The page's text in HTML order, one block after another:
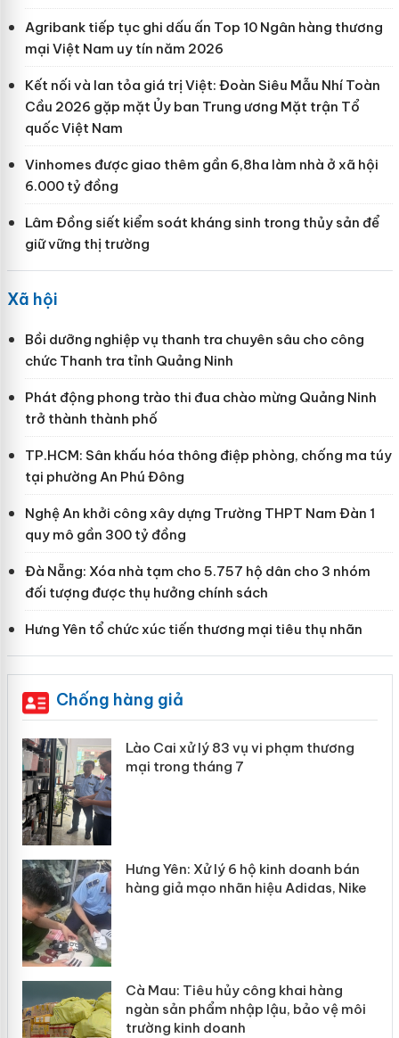
Agribank tiếp tục ghi dấu ấn Top 10 Ngân hàng thương
mại Việt Nam uy tín năm 2026
Kết nối và lan tỏa giá trị Việt: Đoàn Siêu Mẫu Nhí Toàn
Cầu 2026 gặp mặt Ủy ban Trung ương Mặt trận Tổ
quốc Việt Nam
Vinhomes được giao thêm gần 6,8ha làm nhà ở xã hội
6.000 tỷ đồng
Lâm Đồng siết kiểm soát kháng sinh trong thủy sản để
giữ vững thị trường
Xã hội
Bồi dưỡng nghiệp vụ thanh tra chuyên sâu cho công
chức Thanh tra tỉnh Quảng Ninh
Phát động phong trào thi đua chào mừng Quảng Ninh
trở thành thành phố
TP.HCM: Sân khấu hóa thông điệp phòng, chống ma túy
tại phường An Phú Đông
Nghệ An khởi công xây dựng Trường THPT Nam Đàn 1
quy mô gần 300 tỷ đồng
Đà Nẵng: Xóa nhà tạm cho 5.757 hộ dân cho 3 nhóm
đối tượng được thụ hưởng chính sách
Hưng Yên tổ chức xúc tiến thương mại tiêu thụ nhãn
Chống hàng giả
Lào Cai xử lý 83 vụ vi phạm thương
mại trong tháng 7
Hưng Yên: Xử lý 6 hộ kinh doanh bán
hàng giả mạo nhãn hiệu Adidas, Nike
Cà Mau: Tiêu hủy công khai hàng
ngàn sản phẩm nhập lậu, bảo vệ môi
trường kinh doanh